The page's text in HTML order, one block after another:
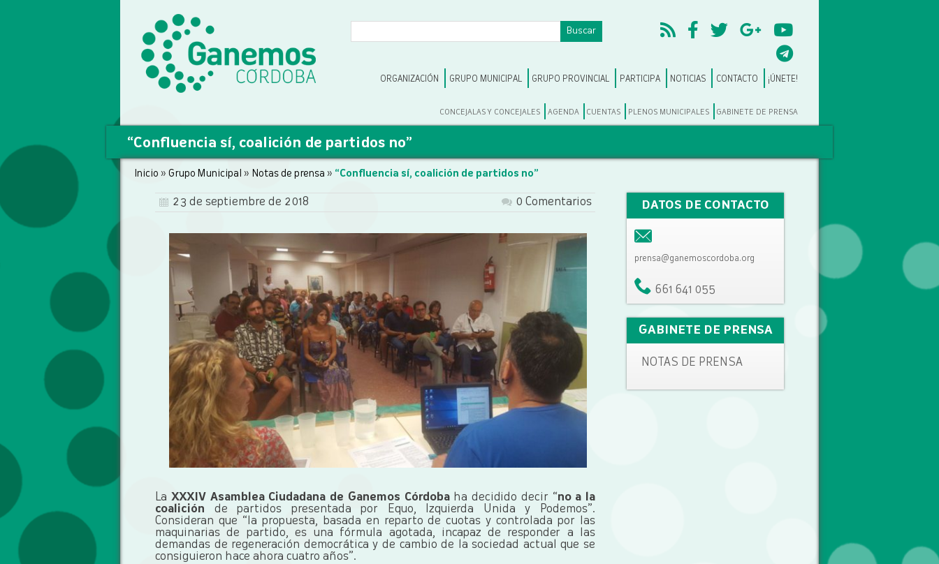
ORGANIZACIÓN GRUPO MUNICIPAL GRUPO PROVINCIAL PARTICIPA NOTICIAS CONTACTO ¡ÚNETE!
CONCEJALAS Y CONCEJALES AGENDA CUENTAS PLENOS MUNICIPALES GABINETE DE PRENSA
“Confluencia sí, coalición de partidos no”
Inicio » Grupo Municipal » Notas de prensa » “Confluencia sí, coalición de partidos no”
23 de septiembre de 2018 0 Comentarios
La XXXIV Asamblea Ciudadana de Ganemos Córdobaha decidido decir “no a la
coalición de partidos presentada por Equo, Izquierda Unida y Podemos”.
Consideran que “la propuesta, basada en reparto de cuotas y controlada por las
maquinarias de partido, es una fórmula agotada, incapaz de responder a las
demandas de regeneración democrática y de cambio de la sociedad actual que se
consiguieron hace ahora cuatro años”.
DATOS DE CONTACTO
prensa@ganemoscordoba.org
661 641 055
GABINETE DE PRENSA
NOTAS DE PRENSA